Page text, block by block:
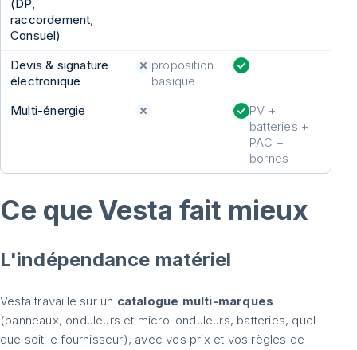
(DP,
raccordement,
Consuel)
Devis & signature
électronique
proposition
basique
Multi-énergie
PV +
batteries +
PAC +
bornes
Ce que Vesta fait mieux
L'indépendance matériel
Vesta travaille sur un catalogue multi-marques
(panneaux, onduleurs et micro-onduleurs, batteries, quel
que soit le fournisseur), avec vos prix et vos règles de